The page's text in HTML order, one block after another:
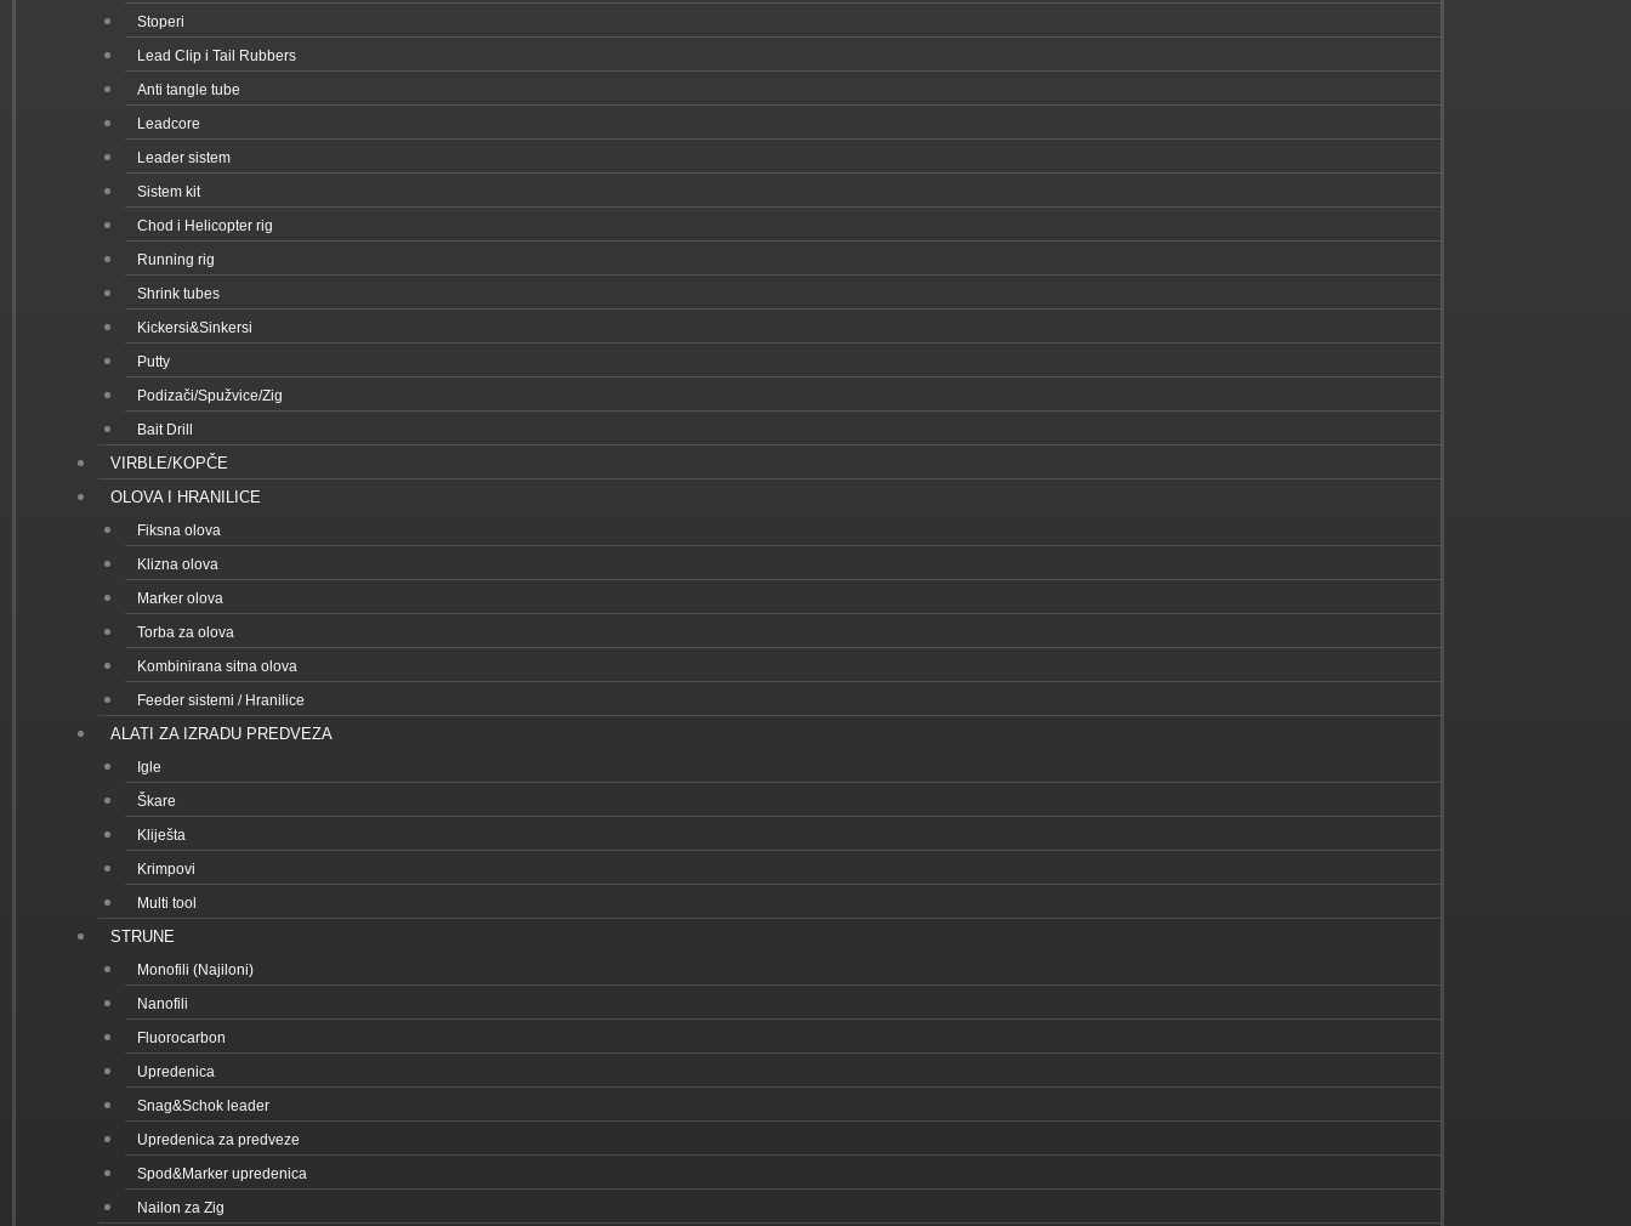
Stoperi
Lead Clip i Tail Rubbers
Anti tangle tube
Leadcore
Leader sistem
Sistem kit
Chod i Helicopter rig
Running rig
Shrink tubes
Kickersi&Sinkersi
Putty
Podizači/Spužvice/Zig
Bait Drill
VIRBLE/KOPČE
OLOVA I HRANILICE
Fiksna olova
Klizna olova
Marker olova
Torba za olova
Kombinirana sitna olova
Feeder sistemi / Hranilice
ALATI ZA IZRADU PREDVEZA
Igle
Škare
Kliješta
Krimpovi
Multi tool
STRUNE
Monofili (Najiloni)
Nanofili
Fluorocarbon
Upredenica
Snag&Schok leader
Upredenica za predveze
Spod&Marker upredenica
Nailon za Zig